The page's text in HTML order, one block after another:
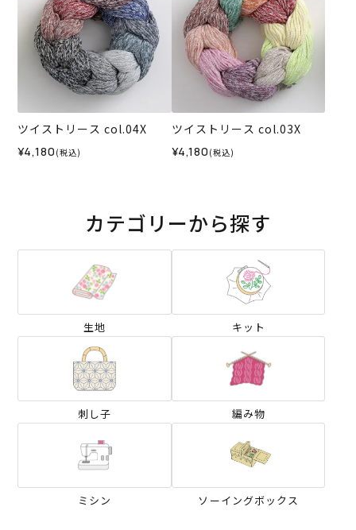
ツイストリース col.04X
¥4,180 (税込)
ツイストリース col.03X
¥4,180 (税込)
カテゴリーから探す
生地 キット
刺し子 編み物
ミシン ソーイングボックス